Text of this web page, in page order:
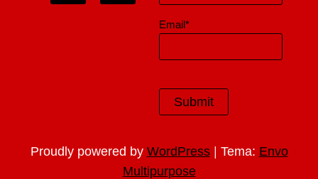
Email*
Proudly powered by WordPress | Tema: Envo
Multipurpose